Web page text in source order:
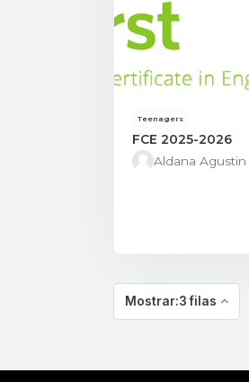
Teenagers
FCE 2025-2026
Aldana Agustin
Mostrar:3 filas